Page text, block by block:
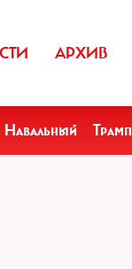
АРХИВ
Навальный Трамп